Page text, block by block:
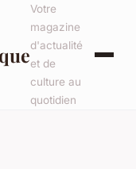
Votre
magazine
d'actualité
et de
culture au
quotidien